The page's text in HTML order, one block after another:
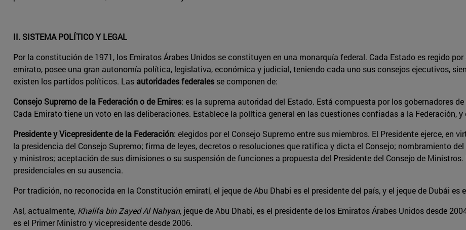
II. SISTEMA POLÍTICO Y LEGAL
Por la constitución de 1971, los Emiratos Árabes Unidos se constituyen en una monarquía federal. Cada Estado es regido
emirato, posee una gran autonomía política, legislativa, económica y judicial, teniendo cada uno sus consejos ejecutivos,
existen los partidos políticos. Las autoridades federales se componen de:
Consejo Supremo de la Federación o de Emires: es la suprema autoridad del Estado. Está compuesta por los gobernadores
Cada Emirato tiene un voto en las deliberaciones. Establece la política general en las cuestiones confiadas a la Federación,
Presidente y Vicepresidente de la Federación: elegidos por el Consejo Supremo entre sus miembros. El Presidente ejerce,
la presidencia del Consejo Supremo; firma de leyes, decretos o resoluciones que ratifica y dicta el Consejo; nombramiento
y ministros; aceptación de sus dimisiones o su suspensión de funciones a propuesta del Presidente del Consejo de
presidenciales en su ausencia.
Por tradición, no reconocida en la Constitución emiratí, el jeque de Abu Dhabi es el presidente del país, y el jeque de Dubái es
Así, actualmente, Khalifa bin Zayed Al Nahyan, jeque de Abu Dhabi, es el presidente de los Emiratos Árabes Unidos desde
es el Primer Ministro y vicepresidente desde 2006.